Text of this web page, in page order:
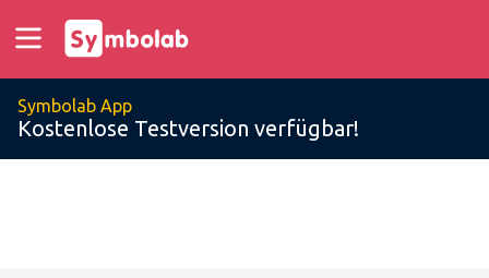
Symbolab App
Kostenlose Testversion verfügbar!